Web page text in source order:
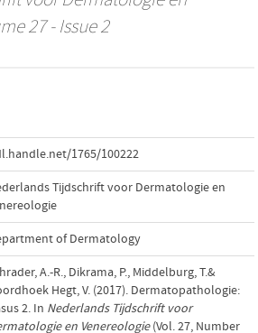
27 - Issue 2
1765/100222
Tijdschrift voor Dermatologie en
of Dermatology
A.-R., Dikrama, P., Middelburg, T.&
Hegt, V. (2017). Dermatopathologie:
2. In Nederlands Tijdschrift voor
en Venereologie(Vol. 27, Number